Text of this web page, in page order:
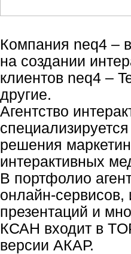
Компания neq4 –
на создании
клиентов neq4 –
другие.
Агентство
решения
интерактивных
В портфолио
онлайн-сервисов,
презентаций и
КСАН входит в
версии АКАР.